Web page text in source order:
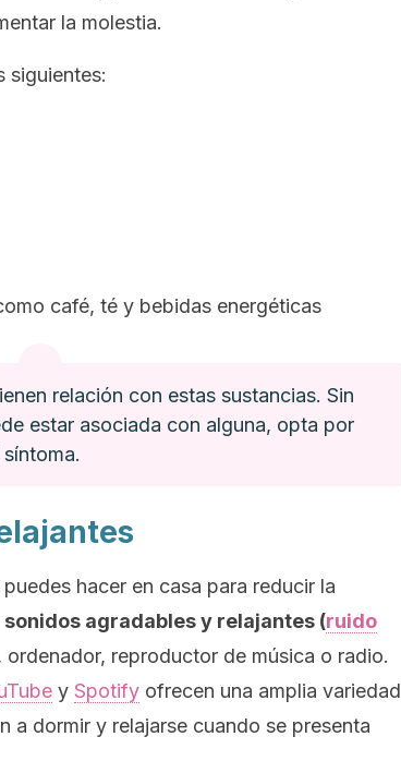
la molestia.
siguientes:
café, té y bebidas energéticas
relación con estas sustancias. Sin
estar asociada con alguna, opta por
hacer en casa para reducir la
agradables y relajantes (ruido
reproductor de música o radio.
y Spotify ofrecen una amplia variedad
a dormir y relajarse cuando se presenta